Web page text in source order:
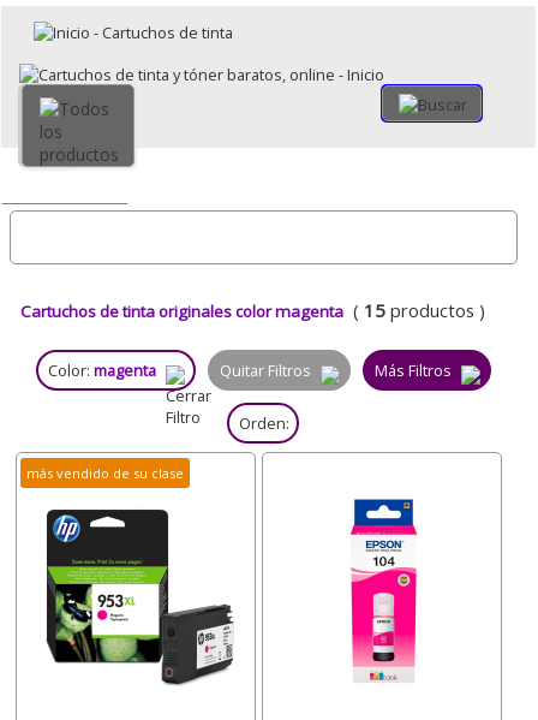
Volver
Cartuchos de tinta originales color magenta ( 15 productos )
Color: magenta Quitar Filtros Más Filtros
Orden:
más vendido de su clase